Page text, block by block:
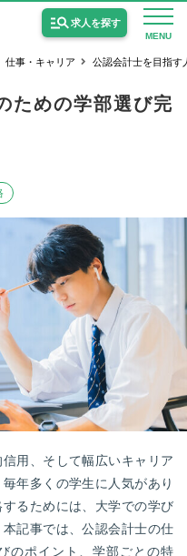
MENU
求人を探す
計士試験合格向けの求人
（米国公認会計士）の求人
士の転職
相談会・セミナー
立ち情報
イド
人とは？
ービス紹介
仕事・キャリア 公認会計士を目指す
ための学部選び完
用、そして幅広いキャリア
年多くの学生に人気があり
るためには、大学での学び
記事では、公認会計士の仕
のポイント、学部ごとの特